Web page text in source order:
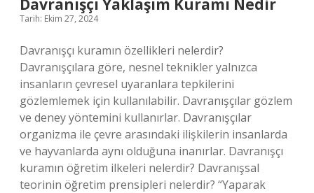
Davranışçı Yaklaşım Kuramı Nedir
Tarih: Ekim 27, 2024
Davranışçı kuramın özellikleri nelerdir?
Davranışçılara göre, nesnel teknikler yalnızca
insanların çevresel uyaranlara tepkilerini
gözlemlemek için kullanılabilir. Davranışçılar gözlem
ve deney yöntemini kullanırlar. Davranışçılar
organizma ile çevre arasındaki ilişkilerin insanlarda
ve hayvanlarda aynı olduğuna inanırlar. Davranışçı
kuramın öğretim ilkeleri nelerdir? Davranışsal
teorinin öğretim prensipleri nelerdir? “Yaparak